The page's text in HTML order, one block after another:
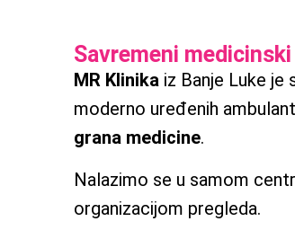
Savremeni
MR Klinika iz Banje Luke je
moderno uređenih
grana medicine.
Nalazimo se u samom
organizacijom pregleda.